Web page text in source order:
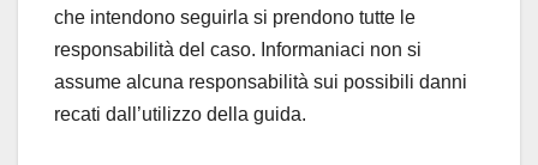
che intendono seguirla si prendono tutte le
responsabilità del caso. Informaniaci non si
assume alcuna responsabilità sui possibili danni
recati dall’utilizzo della guida.